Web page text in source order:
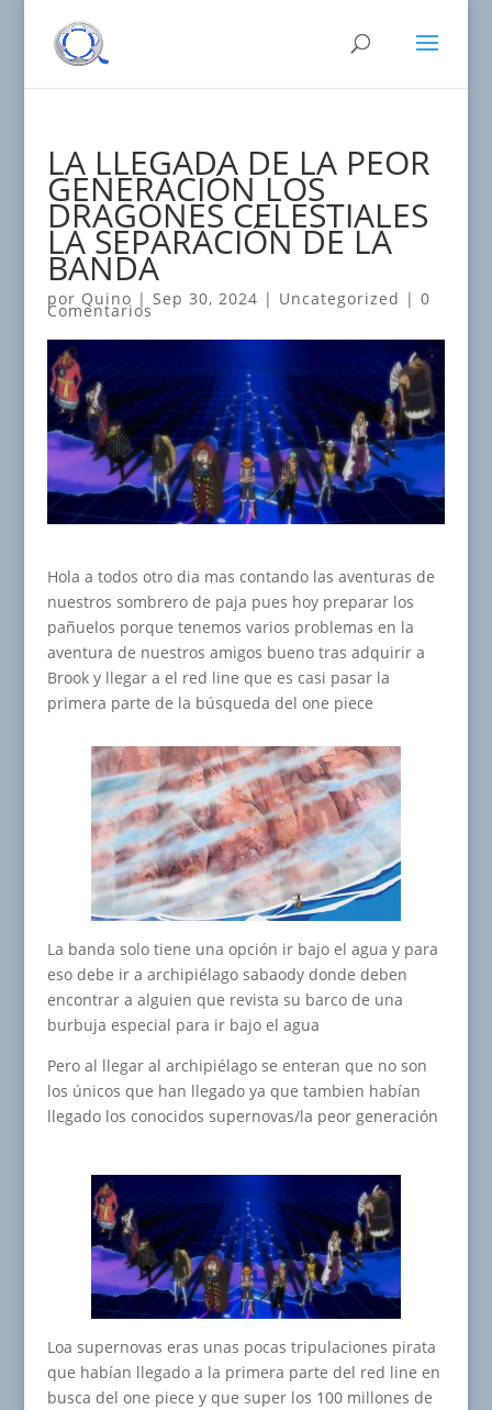
LA LLEGADA DE LA PEOR
GENERACIÓN LOS
DRAGONES CELESTIALES
LA SEPARACIÓN DE LA
BANDA
por Quino | Sep 30, 2024 | Uncategorized | 0
Comentarios
Hola a todos otro dia mas contando las aventuras de
nuestros sombrero de paja pues hoy preparar los
pañuelos porque tenemos varios problemas en la
aventura de nuestros amigos bueno tras adquirir a
Brook y llegar a el red line que es casi pasar la
primera parte de la búsqueda del one piece
La banda solo tiene una opción ir bajo el agua y para
eso debe ir a archipiélago sabaody donde deben
encontrar a alguien que revista su barco de una
burbuja especial para ir bajo el agua
Pero al llegar al archipiélago se enteran que no son
los únicos que han llegado ya que tambien habían
llegado los conocidos supernovas/la peor generación
Loa supernovas eras unas pocas tripulaciones pirata
que habían llegado a la primera parte del red line en
busca del one piece y que super los 100 millones de